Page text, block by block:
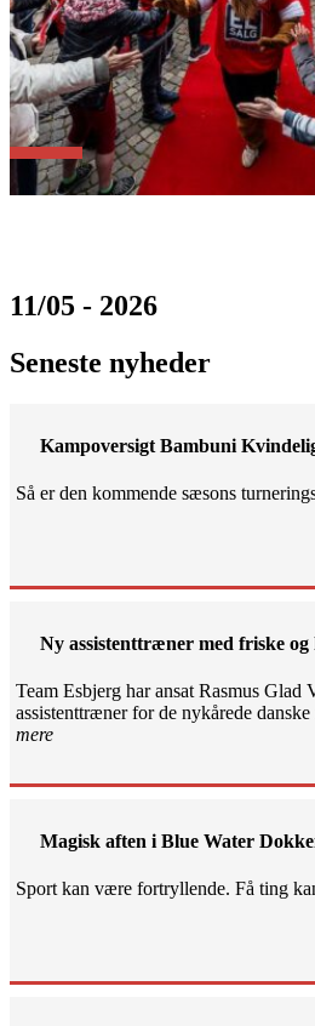
11/05 - 2026
Seneste nyheder
Kampoversigt Bambuni
Så er den kommende sæsons
Ny assistenttræner med friske
Team Esbjerg har ansat Rasmus Glad
assistenttræner for de nykårede
mere
Magisk aften i Blue Water
Sport kan være fortryllende. Få ting